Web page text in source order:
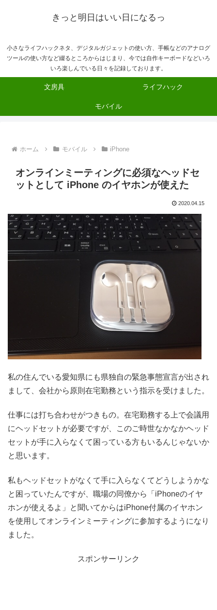
きっと明日はいい日になるっ
小さなライフハックネタ、デジタルガジェットの使い方、手帳などのアナログ
ツールの使い方など綴るところからはじまり、今では自作キーボードなどいろ
いろ楽しんでいる日々を記録しております。
文房具 ライフハック
モバイル
ホーム モバイル iPhone
オンラインミーティングに必須なヘッドセ
ットとして iPhone のイヤホンが使えた
2020.04.15
私の住んでいる愛知県にも県独自の緊急事態宣言が出され
まして、会社から原則在宅勤務という指示を受けました。
仕事には打ち合わせがつきもの。在宅勤務する上で会議用
にヘッドセットが必要ですが、このご時世なかなかヘッド
セットが手に入らなくて困っている方もいるんじゃないか
と思います。
私もヘッドセットがなくて手に入らなくてどうしようかな
と困っていたんですが、職場の同僚から「iPhoneのイヤ
ホンが使えるよ」と聞いてからはiPhone付属のイヤホン
を使用してオンラインミーティングに参加するようになり
ました。
スポンサーリンク